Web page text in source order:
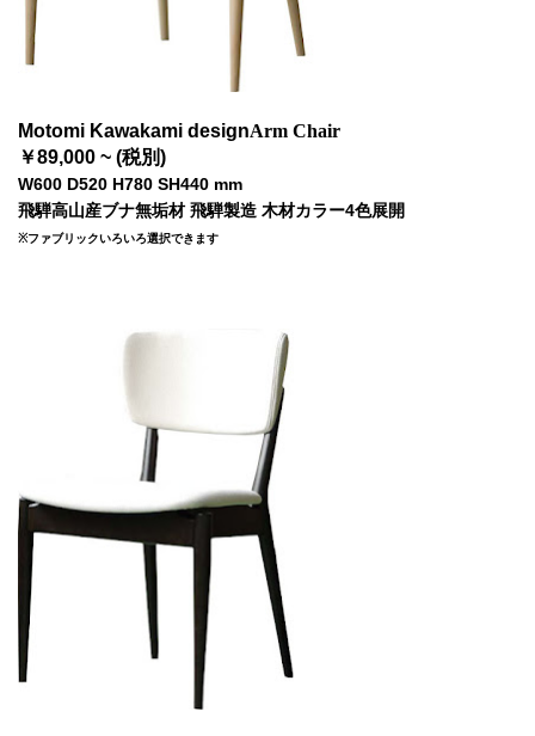
Motomi Kawakami designArm Chair
￥89,000 ~ (税別)
W600 D520 H780 SH440 mm
飛騨高山産ブナ無垢材 飛騨製造 木材カラー4色展開
※ファブリックいろいろ選択できます